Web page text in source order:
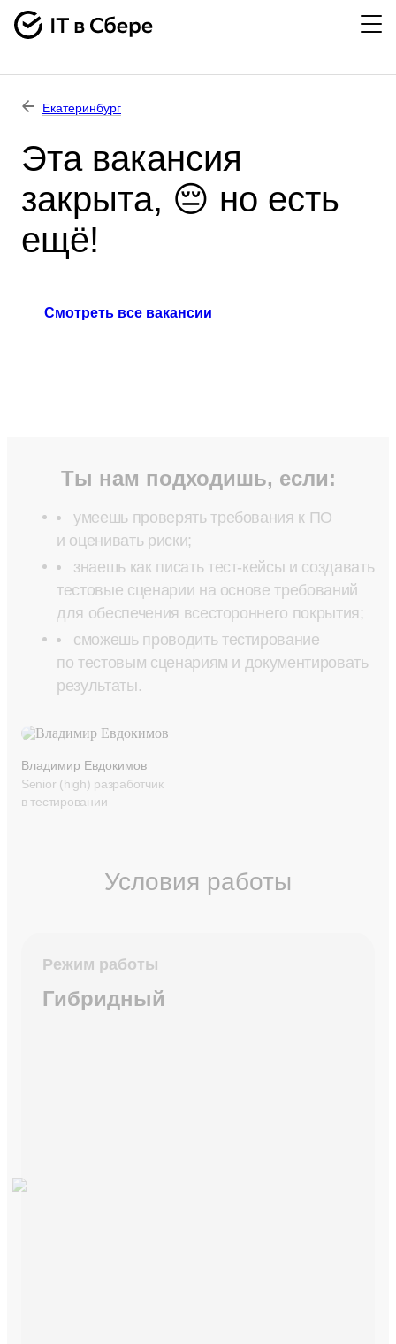
Екатеринбург
Эта вакансия
закрыта, 😔 но есть
ещё!
Смотреть все вакансии
Владимир Евдокимов
Senior (high) разработчик
в тестировании
Ты нам подходишь, если:
умеешь проверять требования к ПО
и оценивать риски;
знаешь как писать тест-кейсы и создавать
тестовые сценарии на основе требований
для обеспечения всестороннего покрытия;
сможешь проводить тестирование
по тестовым сценариям и документировать
результаты.
Условия работы
Режим работы
Гибридный